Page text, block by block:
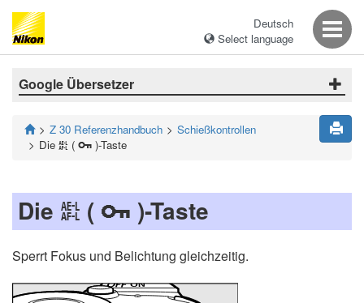
Deutsch
Select language
Google Übersetzer
Z 30 Referenzhandbuch
Schießkontrollen
Die A ( g )-Taste
Die A ( g )-Taste
Sperrt Fokus und Belichtung gleichzeitig.